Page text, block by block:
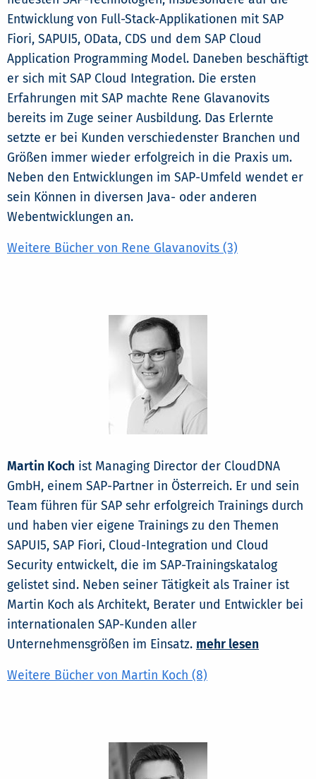
Entwicklung von Full-Stack-Applikationen mit SAP
Fiori, SAPUI5, OData, CDS und dem SAP Cloud
Application Programming Model. Daneben beschäftigt
er sich mit SAP Cloud Integration. Die ersten
Erfahrungen mit SAP machte Rene Glavanovits
bereits im Zuge seiner Ausbildung. Das Erlernte
setzte er bei Kunden verschiedenster Branchen und
Größen immer wieder erfolgreich in die Praxis um.
Neben den Entwicklungen im SAP-Umfeld wendet er
sein Können in diversen Java- oder anderen
Webentwicklungen an.
Weitere Bücher von Rene Glavanovits (3)
Martin Koch ist Managing Director der CloudDNA
GmbH, einem SAP-Partner in Österreich. Er und sein
Team führen für SAP sehr erfolgreich Trainings durch
und haben vier eigene Trainings zu den Themen
SAPUI5, SAP Fiori, Cloud-Integration und Cloud
Security entwickelt, die im SAP-Trainingskatalog
gelistet sind. Neben seiner Tätigkeit als Trainer ist
Martin Koch als Architekt, Berater und Entwickler bei
internationalen SAP-Kunden aller
Unternehmensgrößen im Einsatz. mehr lesen
Weitere Bücher von Martin Koch (8)